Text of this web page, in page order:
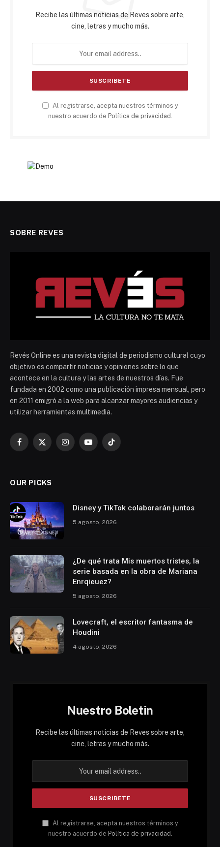
Recibe las últimas noticias de Reves sobre arte,
cine, letras y mucho más.
Al registrarse, acepta nuestros términos y
nuestro acuerdo de Política de privacidad
SOBRE REVES
Revés Online es una revista digital de periodismo cultural cuyo
objetivo es compartir noticias y opiniones sobre lo que
acontece en la cultura y las artes de nuestros días. Fue
fundada en 2002 como una publicación impresa mensual, pero
en 2011 emigró a la web para alcanzar mayores audiencias y
utilizar herramientas multimedia.
Facebook
X
InstagramYouTubeTikTok
OUR PICKS
Disney y TikTok colaborarán juntos
5 agosto, 2026
¿De qué trata Mis muertos tristes, la
serie basada en la obra de Mariana
Enrqieuez?
5 agosto, 2026
Lovecraft, el escritor fantasma de
Houdini
4 agosto, 2026
Nuestro Boletin
Recibe las últimas noticias de Reves sobre arte,
cine, letras y mucho más.
Al registrarse, acepta nuestros términos y
nuestro acuerdo de Política de privacidad .